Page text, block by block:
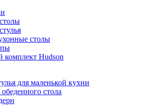
столы
комплект Hudson
для маленькой кухни
стола